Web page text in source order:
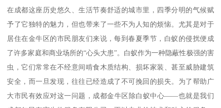
在成都这座历史悠久、生活节奏舒适的城市里，四季分明的气候赋
予了它独特的魅力，但也带来了一些不为人知的烦恼。尤其是对于
居住在金牛区的市民朋友们来说，每到春夏季节，白蚁的侵扰便成
了许多家庭和商业场所的“心头大患”。白蚁作为一种隐蔽性极强的害
虫，它们常常在不经意间啃食木质结构、损坏家装、甚至威胁建筑
安全，而一旦发现，往往已经造成了不可挽回的损失。为了帮助广
大市民有效应对这一问题，成都金牛区除白蚁中心——也就是我们